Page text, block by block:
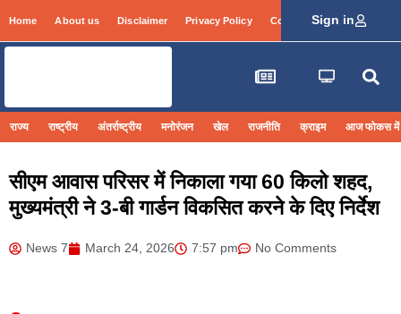
Home About us Disclaimer Privacy Policy Contact Info Login
Sign in
राज्य राष्ट्रीय अंतर्राष्ट्रीय मनोरंजन खेल राजनीति क्राइम आज फोकस में
सीएम आवास परिसर में निकाला गया 60 किलो शहद,
मुख्यमंत्री ने 3-बी गार्डन विकसित करने के दिए निर्देश
News 7 March 24, 2026 7:57 pm No Comments